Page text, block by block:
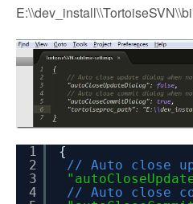
1
2
3
4
{
// Auto close
// Auto close